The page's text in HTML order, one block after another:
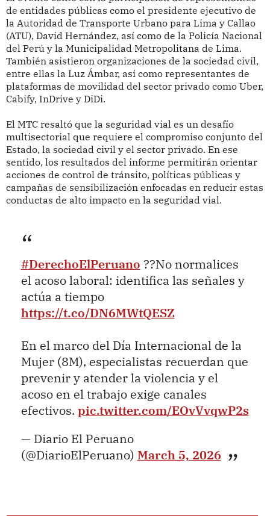
de entidades públicas como el presidente ejecutivo de
la Autoridad de Transporte Urbano para Lima y Callao
(ATU), David Hernández, así como de la Policía Nacional
del Perú y la Municipalidad Metropolitana de Lima.
También asistieron organizaciones de la sociedad civil,
entre ellas la Luz Ámbar, así como representantes de
plataformas de movilidad del sector privado como Uber,
Cabify, InDrive y DiDi.
El MTC resaltó que la seguridad vial es un desafío
multisectorial que requiere el compromiso conjunto del
Estado, la sociedad civil y el sector privado. En ese
sentido, los resultados del informe permitirán orientar
acciones de control de tránsito, políticas públicas y
campañas de sensibilización enfocadas en reducir estas
conductas de alto impacto en la seguridad vial.
#DerechoElPeruano ??No normalices
el acoso laboral: identifica las señales y
actúa a tiempo
https://t.co/DN6MWtQESZ
En el marco del Día Internacional de la
Mujer (8M), especialistas recuerdan que
prevenir y atender la violencia y el
acoso en el trabajo exige canales
efectivos. pic.twitter.com/EOvVvqwP2s
— Diario El Peruano
(@DiarioElPeruano) March 5, 2026